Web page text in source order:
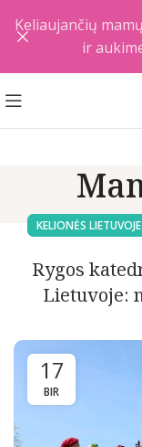
KELIONĖS LIETUVOJE
Rygos
Lietuvoje:
17
BIR
Keliaujančių
ir